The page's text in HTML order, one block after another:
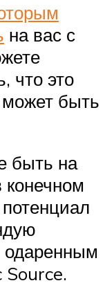
на вас с
что это
может быть
быть на
одаренным
Source.